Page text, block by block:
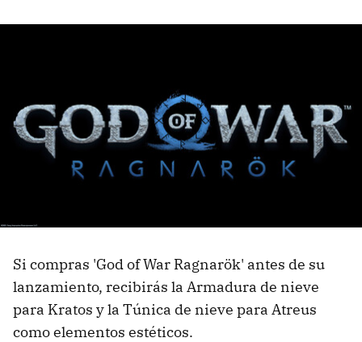
Si compras 'God of War Ragnarök' antes de su
lanzamiento, recibirás la Armadura de nieve
para Kratos y la Túnica de nieve para Atreus
como elementos estéticos.